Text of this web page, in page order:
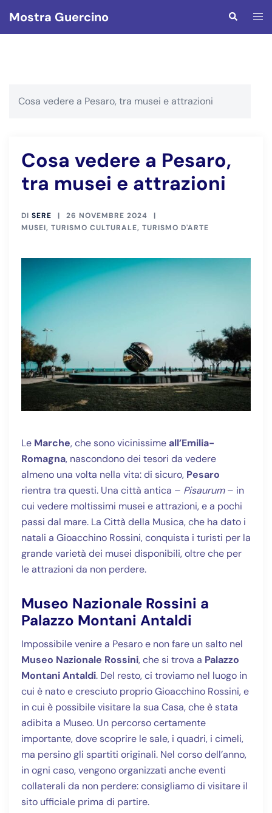
Mostra Guercino Cerca
Cosa vedere a Pesaro, tra musei e attrazioni
Cosa vedere a Pesaro,
tra musei e attrazioni
DI SERE
26 NOVEMBRE 2024
MUSEI, TURISMO CULTURALE, TURISMO D'ARTE
Le Marche, che sono vicinissimeall’Emilia-
Romagna, nascondono dei tesori da vedere
almeno una volta nella vita: di sicuro, Pesaro
rientra tra questi. Una città antica – Pisaurum– in
cui vedere moltissimi musei e attrazioni, e a pochi
passi dal mare. La Città della Musica, che ha dato i
natali a Gioacchino Rossini, conquista i turisti per la
grande varietà dei musei disponibili, oltre che per
le attrazioni da non perdere.
Museo Nazionale Rossini a
Palazzo Montani Antaldi
Impossibile venire a Pesaro e non fare un salto nel
Museo Nazionale Rossini, che si trova a Palazzo
Montani Antaldi. Del resto, ci troviamo nel luogo in
cui è nato e cresciuto proprio Gioacchino Rossini, e
in cui è possibile visitare la sua Casa, che è stata
adibita a Museo. Un percorso certamente
importante, dove scoprire le sale, i quadri, i cimeli,
ma persino gli spartiti originali. Nel corso dell’anno,
in ogni caso, vengono organizzati anche eventi
collaterali da non perdere: consigliamo di visitare il
sito ufficiale prima di partire.